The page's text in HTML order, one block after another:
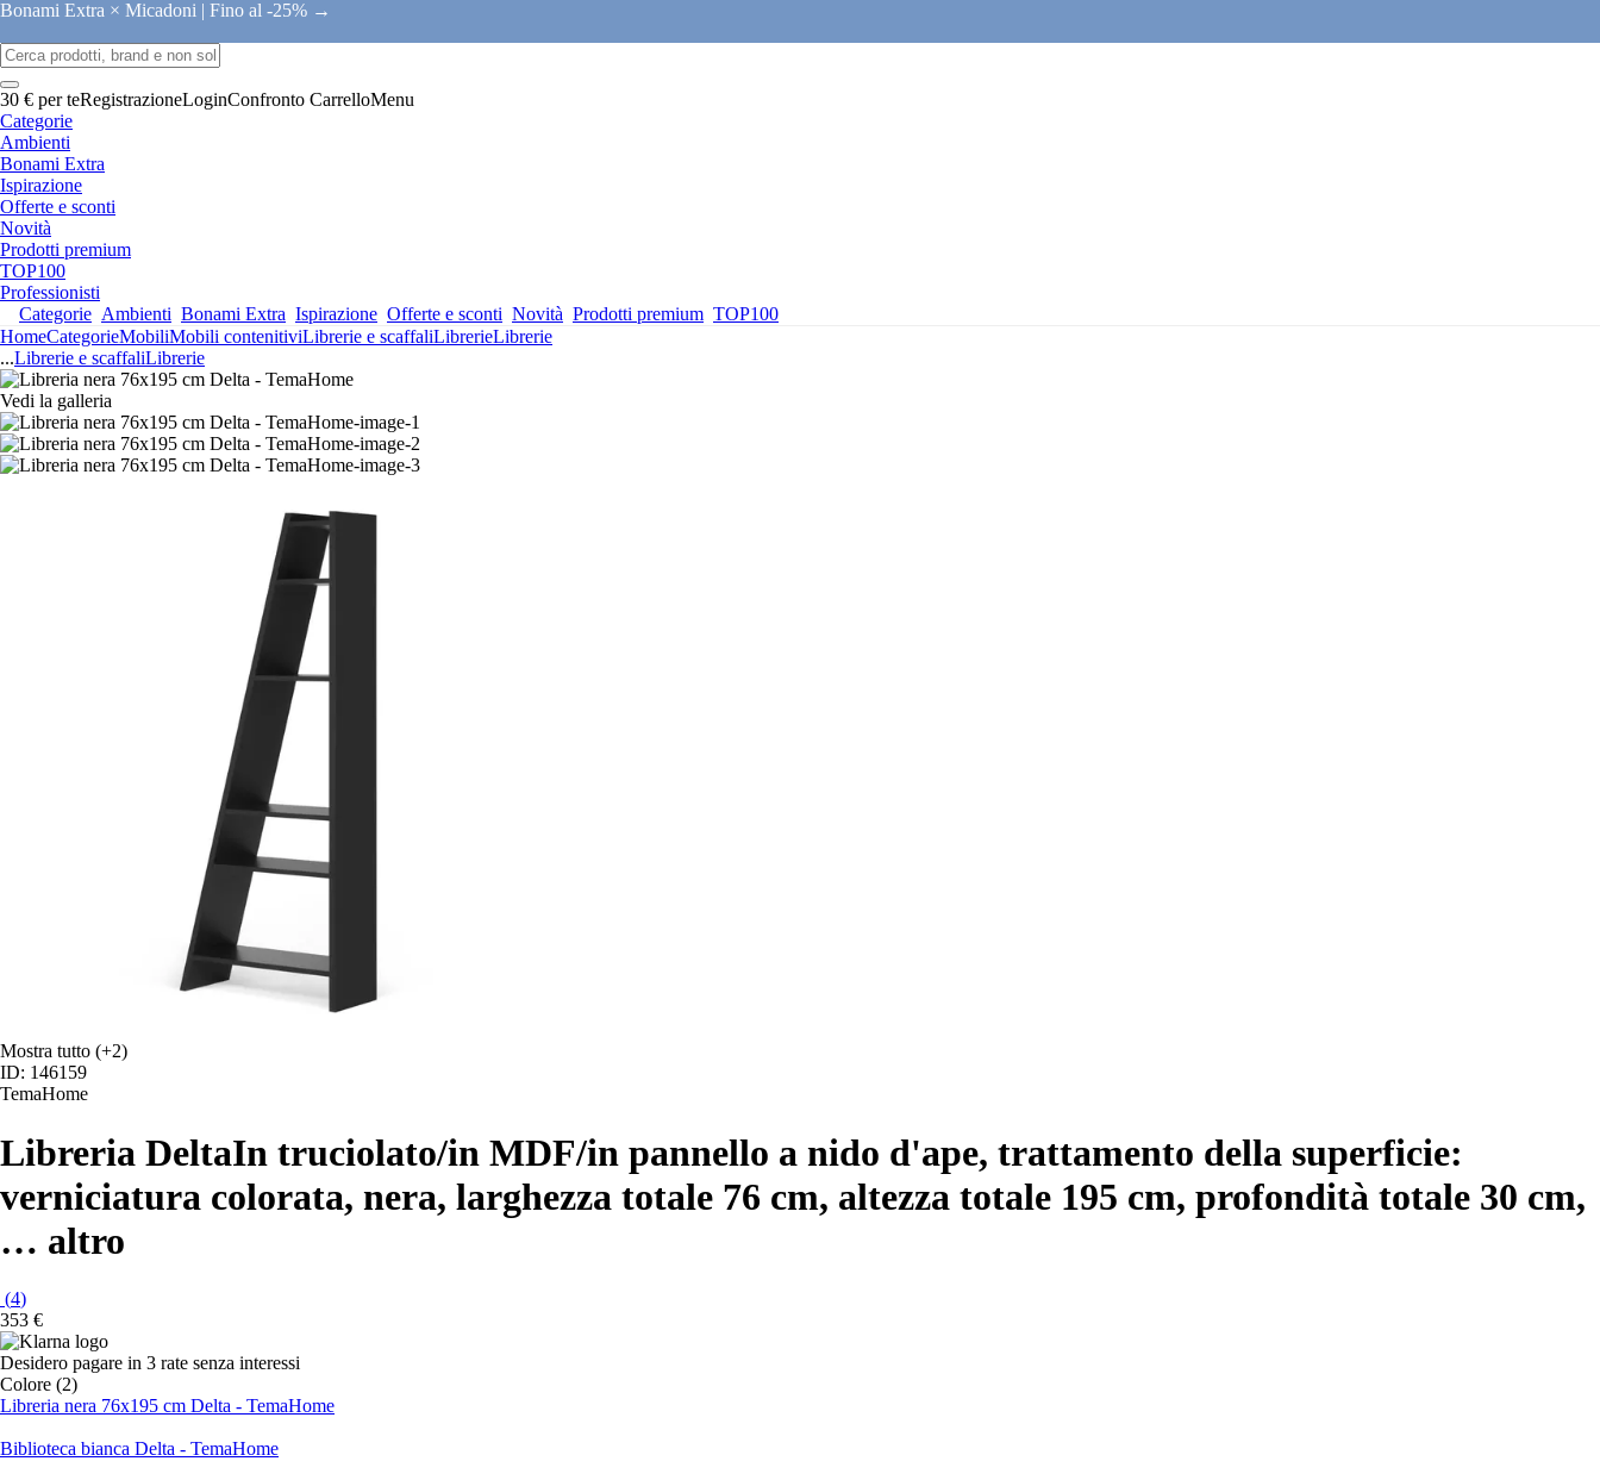
Bonami Extra × Micadoni | Fino al -25% →
30 € per teRegistrazioneLoginConfronto CarrelloMenu
Categorie
Ambienti
Bonami Extra
Ispirazione
Offerte e sconti
Novità
Prodotti premium
TOP100
Professionisti
Categorie Ambienti Bonami Extra Ispirazione Offerte e sconti Novità Prodotti premium TOP100
HomeCategorieMobiliMobili contenitiviLibrerie e scaffaliLibrerieLibrerie
...Librerie e scaffaliLibrerie
Vedi la galleria
Mostra tutto (+2)
ID: 146159
TemaHome
Libreria DeltaIn truciolato/in MDF/in pannello a nido d'ape, trattamento della superficie:
verniciatura colorata, nera, larghezza totale 76 cm, altezza totale 195 cm, profondità totale 30 cm,
… altro
(4)
353 €
Desidero pagare in 3 rate senza interessi
Colore (2)
Libreria nera 76x195 cm Delta - TemaHome
Biblioteca bianca Delta - TemaHome